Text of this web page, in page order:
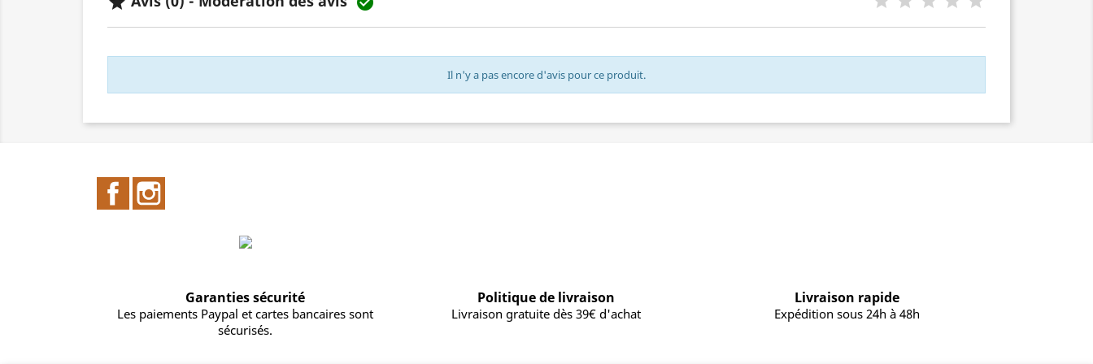
Il n'y a pas encore d'avis pour ce produit.
Facebook
Garanties sécurité
Les paiements Paypal et cartes bancaires sont
sécurisés.
Politique de livraison
Livraison gratuite dès 39€ d'achat
Livraison rapide
Expédition sous 24h à 48h